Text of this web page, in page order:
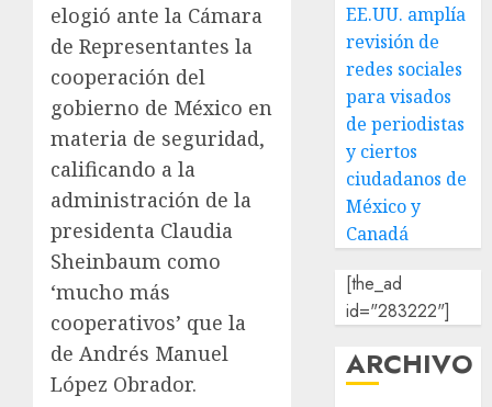
elogió ante la Cámara
de Representantes la
cooperación del
gobierno de México en
materia de seguridad,
calificando a la
administración de la
presidenta Claudia
Sheinbaum como
‘mucho más
cooperativos’ que la
de Andrés Manuel
López Obrador.
EE.UU. amplía
revisión de
redes sociales
para visados
de periodistas
y ciertos
ciudadanos de
México y
Canadá
[the_ad
id="283222"]
ARCHIVO